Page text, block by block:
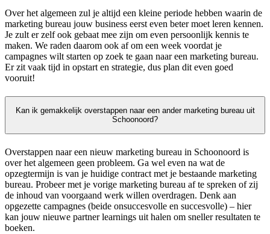
Over het algemeen zul je altijd een kleine periode hebben waarin de
marketing bureau jouw business eerst even beter moet leren kennen.
Je zult er zelf ook gebaat mee zijn om even persoonlijk kennis te
maken. We raden daarom ook af om een week voordat je
campagnes wilt starten op zoek te gaan naar een marketing bureau.
Er zit vaak tijd in opstart en strategie, dus plan dit even goed
vooruit!
Kan ik gemakkelijk overstappen naar een ander marketing bureau uit
Schoonoord?
Overstappen naar een nieuw marketing bureau in Schoonoord is
over het algemeen geen probleem. Ga wel even na wat de
opzegtermijn is van je huidige contract met je bestaande marketing
bureau. Probeer met je vorige marketing bureau af te spreken of zij
de inhoud van voorgaand werk willen overdragen. Denk aan
opgezette campagnes (beide onsuccesvolle en succesvolle) – hier
kan jouw nieuwe partner learnings uit halen om sneller resultaten te
boeken.